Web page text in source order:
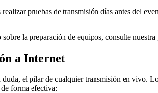
realizar pruebas de transmisión días antes del
sobre la preparación de equipos, consulte
a Internet
el pilar de cualquier transmisión en vivo.
forma efectiva: